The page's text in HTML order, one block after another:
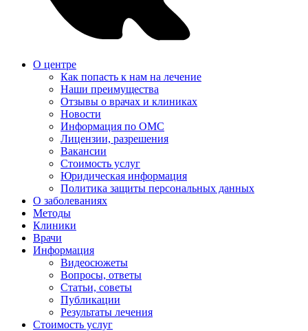
О центре
Как попасть к нам на лечение
Наши преимущества
Отзывы о врачах и клиниках
Новости
Информация по ОМС
Лицензии, разрешения
Вакансии
Стоимость услуг
Юридическая информация
Политика защиты персональных данных
О заболеваниях
Методы
Клиники
Врачи
Информация
Видеосюжеты
Вопросы, ответы
Статьи, советы
Публикации
Результаты лечения
Стоимость услуг